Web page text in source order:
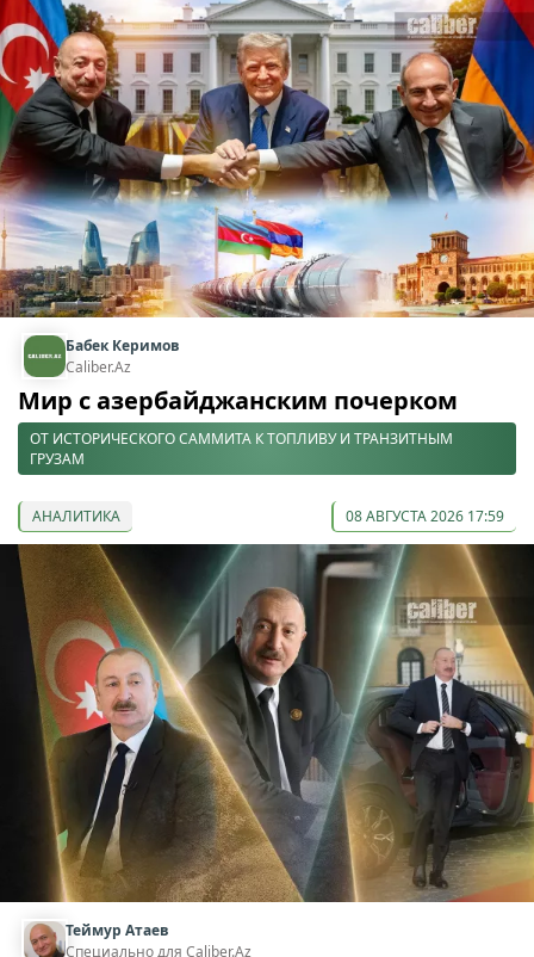
Бабек Керимов
Caliber.Az
Мир с азербайджанским почерком
ОТ ИСТОРИЧЕСКОГО САММИТА К ТОПЛИВУ И ТРАНЗИТНЫМ
ГРУЗАМ
АНАЛИТИКА 08 АВГУСТА 2026 17:59
Теймур Атаев
Специально для Caliber.Az